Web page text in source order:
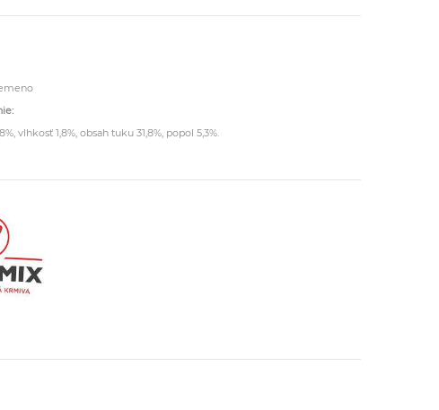
vlhkosť 1,8%, obsah tuku 31,8%, popol 5,3%.